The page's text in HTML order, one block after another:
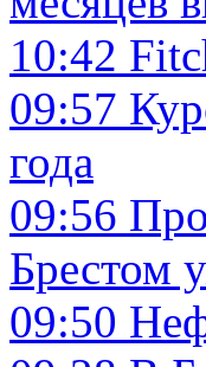
10:42
09:57
года
09:56
Брестом
09:50